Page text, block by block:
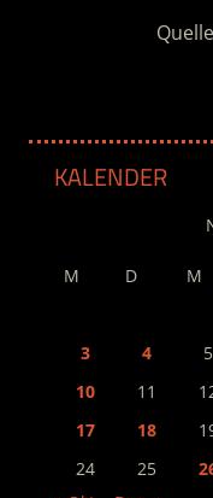
KALENDER
M D M
3
4 5
10
11
17
18
24
25